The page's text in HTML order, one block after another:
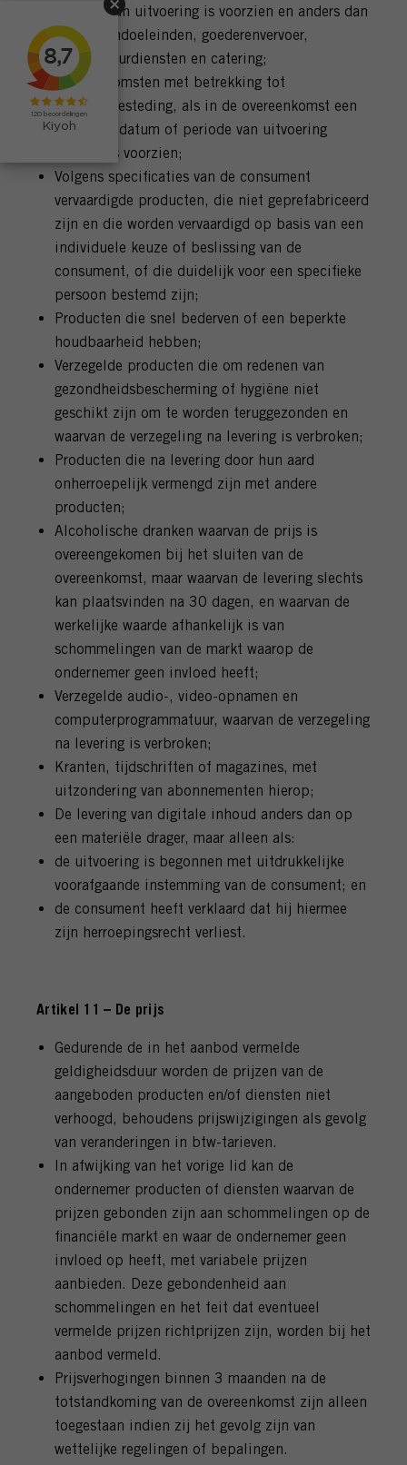
periode van uitvoering is voorzien en anders dan
voor woondoeleinden, goederenvervoer,
autoverhuurdiensten en catering;
Overeenkomsten met betrekking tot
vrijetijdsbesteding, als in de overeenkomst een
bepaalde datum of periode van uitvoering
daarvan is voorzien;
Volgens specificaties van de consument
vervaardigde producten, die niet geprefabriceerd
zijn en die worden vervaardigd op basis van een
individuele keuze of beslissing van de
consument, of die duidelijk voor een specifieke
persoon bestemd zijn;
Producten die snel bederven of een beperkte
houdbaarheid hebben;
Verzegelde producten die om redenen van
gezondheidsbescherming of hygiëne niet
geschikt zijn om te worden teruggezonden en
waarvan de verzegeling na levering is verbroken;
Producten die na levering door hun aard
onherroepelijk vermengd zijn met andere
producten;
Alcoholische dranken waarvan de prijs is
overeengekomen bij het sluiten van de
overeenkomst, maar waarvan de levering slechts
kan plaatsvinden na 30 dagen, en waarvan de
werkelijke waarde afhankelijk is van
schommelingen van de markt waarop de
ondernemer geen invloed heeft;
Verzegelde audio-, video-opnamen en
computerprogrammatuur, waarvan de verzegeling
na levering is verbroken;
Kranten, tijdschriften of magazines, met
uitzondering van abonnementen hierop;
De levering van digitale inhoud anders dan op
een materiële drager, maar alleen als:
de uitvoering is begonnen met uitdrukkelijke
voorafgaande instemming van de consument; en
de consument heeft verklaard dat hij hiermee
zijn herroepingsrecht verliest.
Artikel 11 – De prijs
Gedurende de in het aanbod vermelde
geldigheidsduur worden de prijzen van de
aangeboden producten en/of diensten niet
verhoogd, behoudens prijswijzigingen als gevolg
van veranderingen in btw-tarieven.
In afwijking van het vorige lid kan de
ondernemer producten of diensten waarvan de
prijzen gebonden zijn aan schommelingen op de
financiële markt en waar de ondernemer geen
invloed op heeft, met variabele prijzen
aanbieden. Deze gebondenheid aan
schommelingen en het feit dat eventueel
vermelde prijzen richtprijzen zijn, worden bij het
aanbod vermeld.
Prijsverhogingen binnen 3 maanden na de
totstandkoming van de overeenkomst zijn alleen
toegestaan indien zij het gevolg zijn van
wettelijke regelingen of bepalingen.